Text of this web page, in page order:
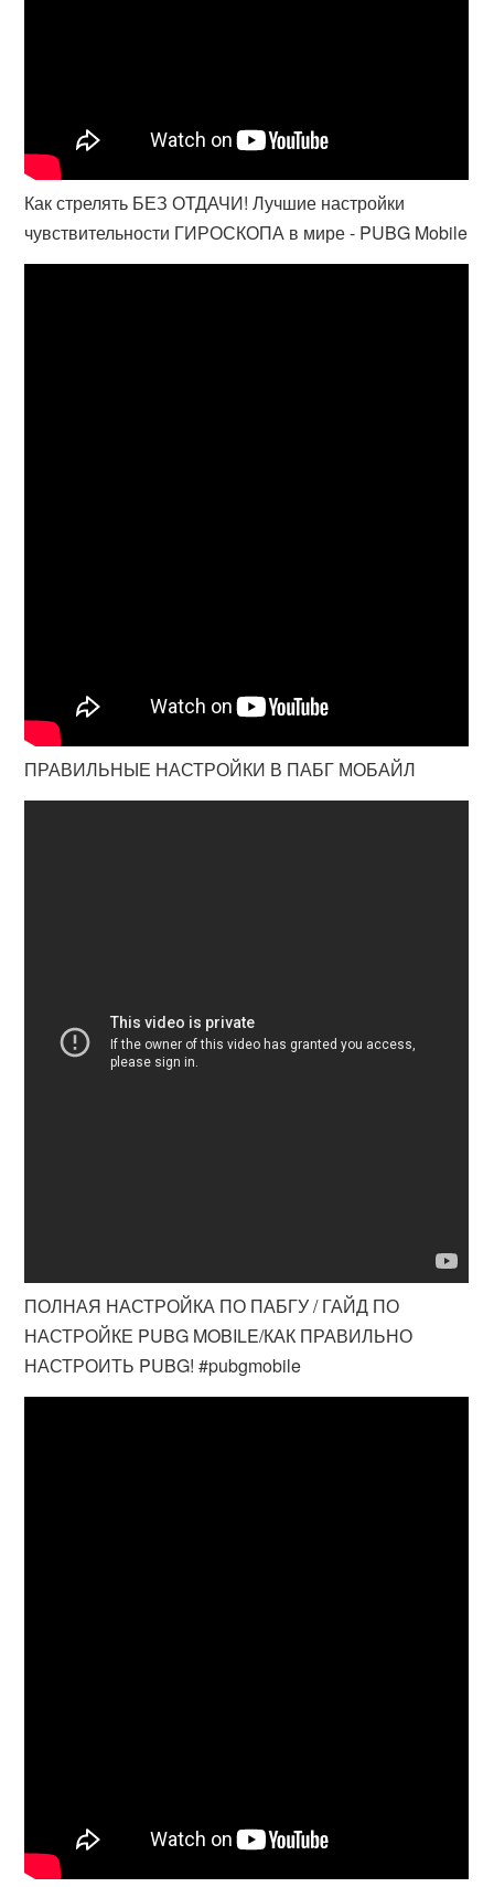
Как стрелять БЕЗ ОТДАЧИ! Лучшие настройки
чувствительности ГИРОСКОПА в мире - PUBG Mobile
ПРАВИЛЬНЫЕ НАСТРОЙКИ В ПАБГ МОБАЙЛ
ПОЛНАЯ НАСТРОЙКА ПО ПАБГУ / ГАЙД ПО
НАСТРОЙКЕ PUBG MOBILE/КАК ПРАВИЛЬНО
НАСТРОИТЬ PUBG! #pubgmobile